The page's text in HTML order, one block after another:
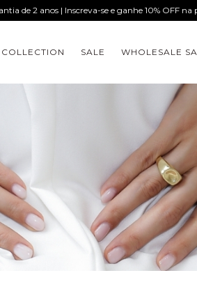
de 2 anos | Inscreva-se e ganhe 10% OFF
SALE WHOLESALE